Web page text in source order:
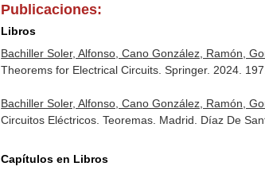
Publicaciones:
Libros
Bachiller Soler, Alfonso, Cano González, Ramón,
Theorems for Electrical Circuits. Springer. 2024.
Bachiller Soler, Alfonso, Cano González, Ramón,
Circuitos Eléctricos. Teoremas. Madrid. Díaz De
Capítulos en Libros